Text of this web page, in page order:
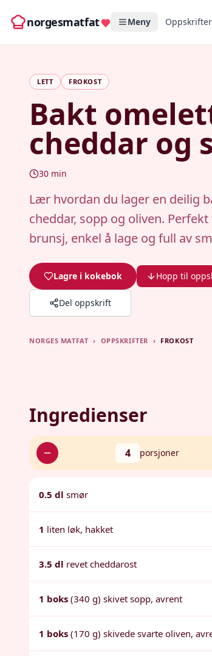
norgesmatfat Meny Oppskrifter
LETT FROKOST
Bakt
cheddar og
30 min
Lær hvordan du lager en deilig
cheddar, sopp og oliven.
brunsj, enkel å lage og full av
Lagre i kokebok Hopp til
Del oppskrift
NORGES MATFAT › OPPSKRIFTER › FROKOST
Ingredienser
4 porsjoner
0.5 dl smør
1 liten løk, hakket
3.5 dl revet cheddarost
1 boks (340 g) skivet sopp, avrent
1 boks (170 g) skivede svarte oliven,